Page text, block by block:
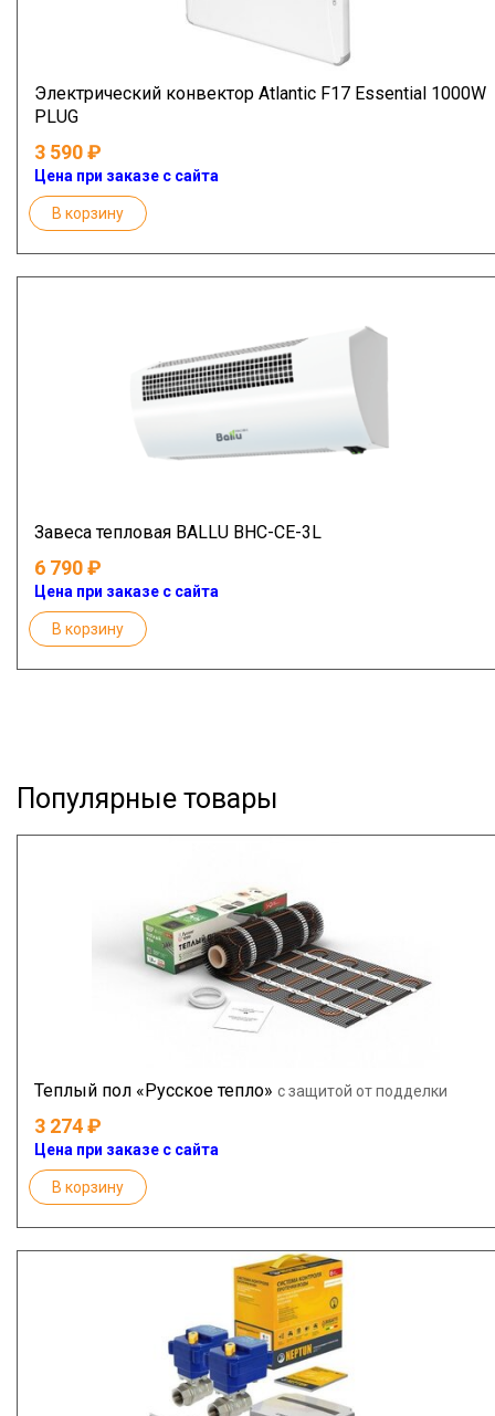
Электрический конвектор Atlantic F17 Essential 1000W
PLUG
3 590
Цена при заказе с сайта
В корзину
Завеса тепловая BALLU BHC-CE-3L
6 790
Цена при заказе с сайта
В корзину
Популярные товары
Теплый пол «Русское тепло» с защитой от подделки
3 274
Цена при заказе с сайта
В корзину